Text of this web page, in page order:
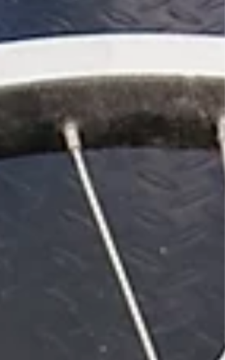
提示されなかったとのことで、当店までい
していただきました。...